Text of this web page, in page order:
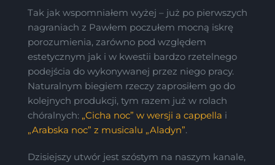
Tak jak wspomniałem wyżej – już po pierwszych
nagraniach z Pawłem poczułem mocną iskrę
porozumienia, zarówno pod względem
estetycznym jak i w kwestii bardzo rzetelnego
podejścia do wykonywanej przez niego pracy.
Naturalnym biegiem rzeczy zaprosiłem go do
kolejnych produkcji, tym razem już w rolach
chóralnych: „Cicha noc” w wersji a cappella i
„Arabska noc” z musicalu „Aladyn”.
Dzisiejszy utwór jest szóstym na naszym kanale,